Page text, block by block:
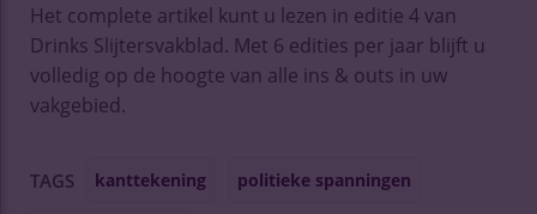
Het complete artikel kunt u lezen in editie 4 van
Drinks Slijtersvakblad. Met 6 edities per jaar blijft u
volledig op de hoogte van alle ins & outs in uw
vakgebied.
TAGS kanttekening politieke spanningen